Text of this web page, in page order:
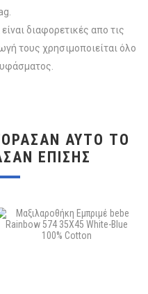
διαφορετικές απο τις
τους χρησιμοποιείται όλο
ΑΥΤΌ ΤΟ
ΕΠΊΣΗΣ